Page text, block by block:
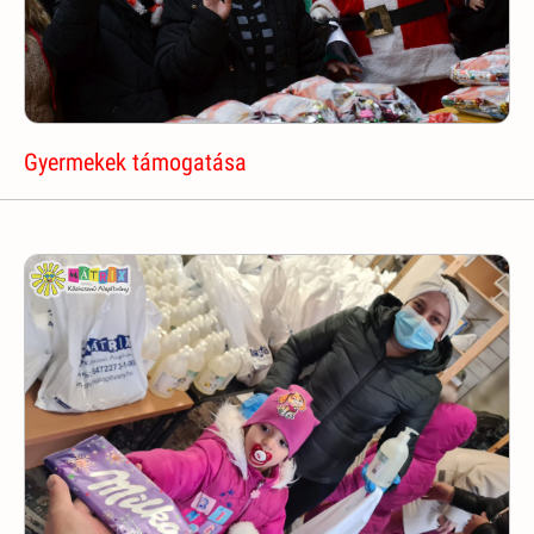
Gyermekek támogatása